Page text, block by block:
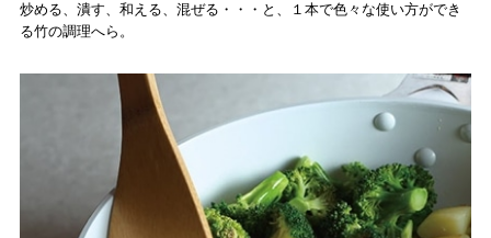
炒める、潰す、和える、混ぜる・・・と、１本で色々な使い方ができ
る竹の調理へら。